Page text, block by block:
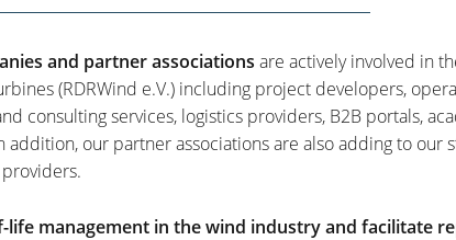
and partner associations are actively involved in
(RDRWind e.V.) including project developers,
consulting services, logistics providers, B2B portals,
addition, our partner associations are also adding to our
life management in the wind industry and facilitate